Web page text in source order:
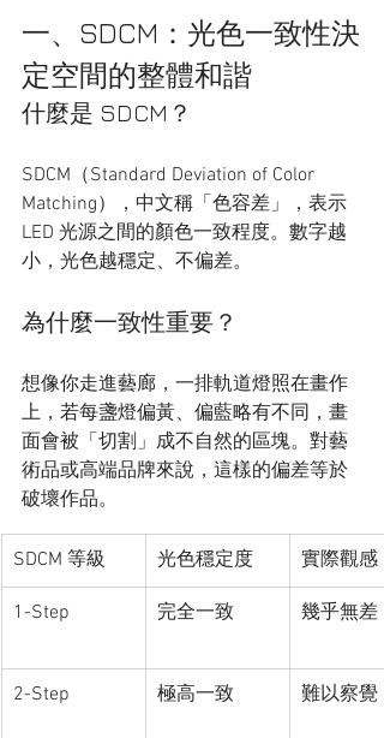
一、SDCM：光色一致性決
定空間的整體和諧
什麼是 SDCM？
SDCM（Standard Deviation of Color
Matching），中文稱「色容差」，表示
LED 光源之間的顏色一致程度。數字越
小，光色越穩定、不偏差。
為什麼一致性重要？
想像你走進藝廊，一排軌道燈照在畫作
上，若每盞燈偏黃、偏藍略有不同，畫
面會被「切割」成不自然的區塊。對藝
術品或高端品牌來說，這樣的偏差等於
破壞作品。
SDCM 等級 光色穩定度 實際觀感
1-Step 完全一致 幾乎無差
2-Step 極高一致 難以察覺